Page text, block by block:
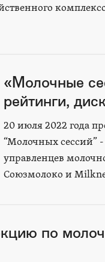
«Молочные
рейтинги,
20 июля 2022 года
“Молочных сессий”
управленцев
Союзмолоко и
по